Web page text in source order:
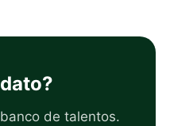
de talentos.